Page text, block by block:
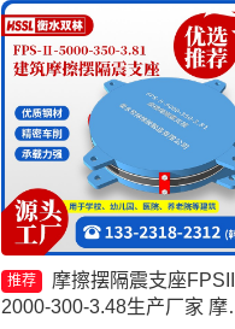
推荐
摩擦摆隔震支座
2000-300-3.48生产厂家 摩